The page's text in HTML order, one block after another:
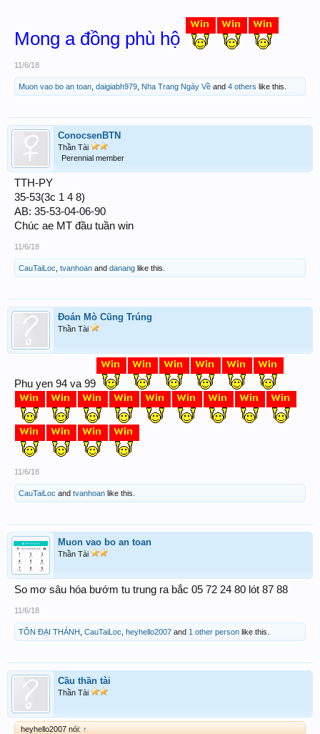
Mong a đồng phù hộ
11/6/18
Muon vao bo an toan daigiabh979 Nha Trang Ngày Về and 4 others like this.
ConocsenBTN
Thần Tài
Perennial member
TTH-PY
35-53(3c 1 4 8)
AB: 35-53-04-06-90
Chúc ae MT đầu tuần win
11/6/18
CauTaiLoc tvanhoan and danang like this.
Đoán Mò Cũng Trúng
Thần Tài
Phu yen 94 va 99
11/6/18
CauTaiLoc and tvanhoan like this.
Muon vao bo an toan
Thần Tài
So mơ sâu hóa bướm tu trung ra bắc 05 72 24 80 lót 87 88
11/6/18
TÔN ĐẠI THÁNH CauTaiLoc heyhello2007 and 1 other person like this.
Cầu thần tài
Thần Tài
heyhello2007 nói: ↑